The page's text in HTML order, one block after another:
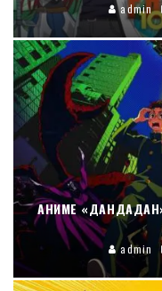
admin
АНИМЕ
admin